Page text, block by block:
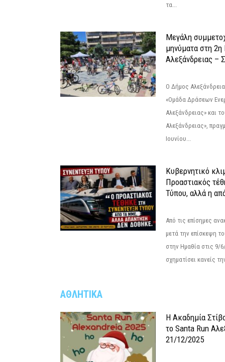
τα...
Μεγάλη
μηνύματα στη
Αλεξάνδρειας –
Ο Δήμος
«Ομάδα Δράσεων
Αλεξάνδρειας» και
Αλεξάνδρειας»,
Ιουνίου...
Κυβερνητικό
Προαστιακός
Τύπου, αλλά η
Από τις επίσημες
μετά την επίσκεψη
στην Ημαθία στις 9/
σχηματίσει κανείς
ΑΘΛΗΤΙΚΑ
Η Ακαδημία
το Santa Run
21/12/2025